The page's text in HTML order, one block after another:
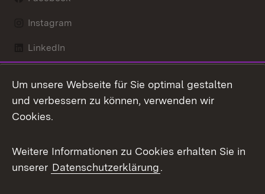
Instagram
LinkedIn
X / Twitter
Youtube
Kontakt
Datenschutz
Um unsere Webseite für Sie optimal gestalten
und verbessern zu können, verwenden wir
Cookies.
Weitere Informationen zu Cookies erhalten Sie in
unserer Datenschutzerklärung.